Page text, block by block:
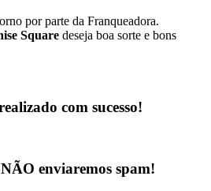
por parte da Franqueadora.
Square deseja boa sorte e bons
com sucesso!
NÃO enviaremos spam!